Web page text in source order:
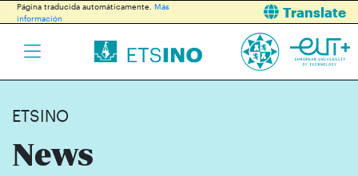
Página traducida automáticamente. Más
información
Translate
ETSINO
News